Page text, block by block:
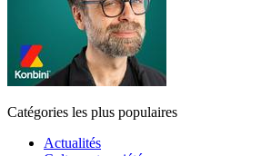
Catégories les plus populaires
Actualités